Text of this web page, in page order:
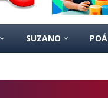
SUZANO POÁ